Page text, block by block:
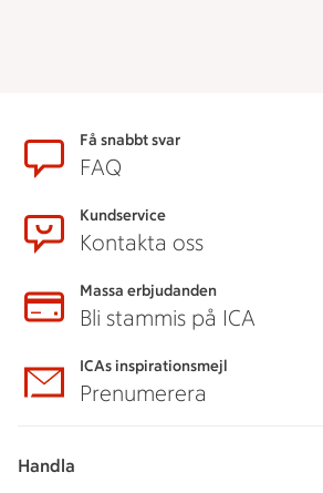
SidfotFå snabbt svar
FAQ
Kundservice
Kontakta oss
Massa erbjudanden
Bli stammis på ICA
ICAs inspirationsmejl
Prenumerera
Handla